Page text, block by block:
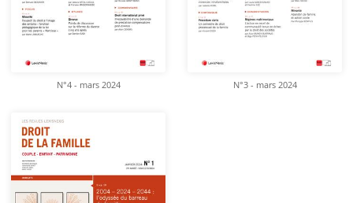
N°4 - mars 2024 N°3 - mars 2024